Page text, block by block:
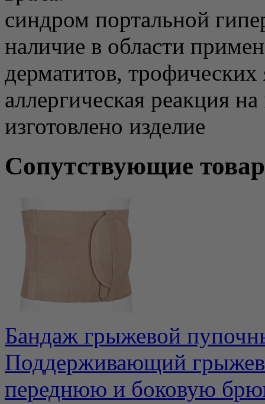
синдром портальной
наличие в области
дерматитов,
аллергическая реакция
изготовлено изделие
Сопутствующие
Бандаж грыжевой
Поддерживающий
переднюю и боковую